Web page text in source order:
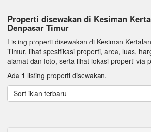
Properti disewakan di Kesiman
Denpasar Timur
Listing properti disewakan di Kesiman
Timur, lihat spesifikasi properti, area, luas,
alamat dan foto, serta lihat lokasi properti via
Ada 1 listing properti disewakan.
Sort iklan terbaru